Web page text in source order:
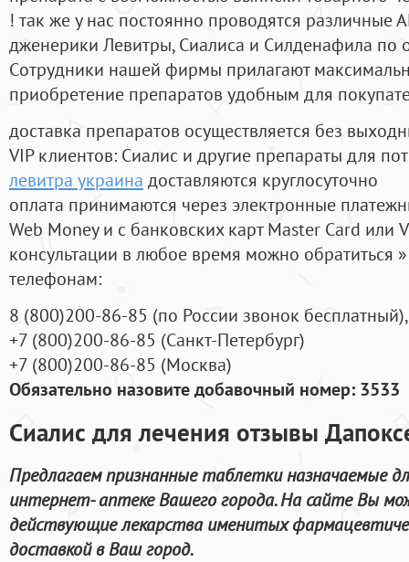
! так же у нас постоянно проводятся
дженерики Левитры, Сиалиса и Силденафила по
Cотрудники нашей фирмы прилагают
приобретение препаратов удобным для
доставка препаратов осуществляется без
VIP клиентов: Сиалис и другие препараты для
левитра украина доставляются круглосуточно
оплата принимаются через электронные
Web Money и с банковских карт Master Card или
консультации в любое время можно обратиться
телефонам:
8 (800)200-86-85 (по России звонок бесплатный),
+7 (800)200-86-85 (Санкт-Петербург)
+7 (800)200-86-85 (Москва)
Обязательно назовите добавочный номер: 3533
Сиалис для лечения отзывы
Предлагаем признанные таблетки назначаемые
интернет- аптеке Вашего города. На сайте Вы
действующие лекарства именитых
доставкой в Ваш город.